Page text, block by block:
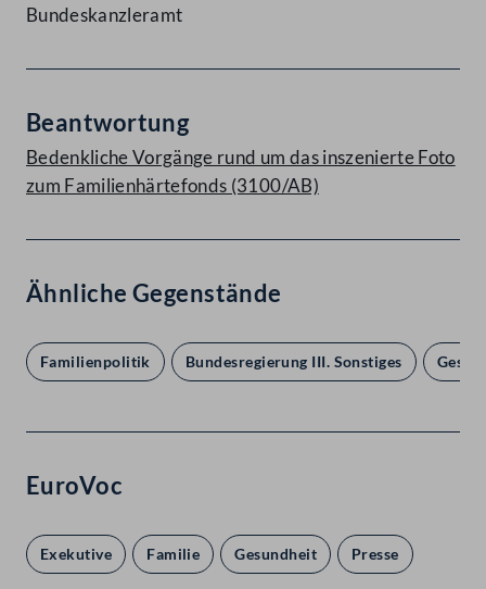
Bundeskanzleramt
Beantwortung
Bedenkliche Vorgänge rund um das inszenierte Foto
zum Familienhärtefonds (3100/AB)
Ähnliche Gegenstände
Familienpolitik Bundesregierung III. Sonstiges
EuroVoc
Exekutive Familie Gesundheit Presse